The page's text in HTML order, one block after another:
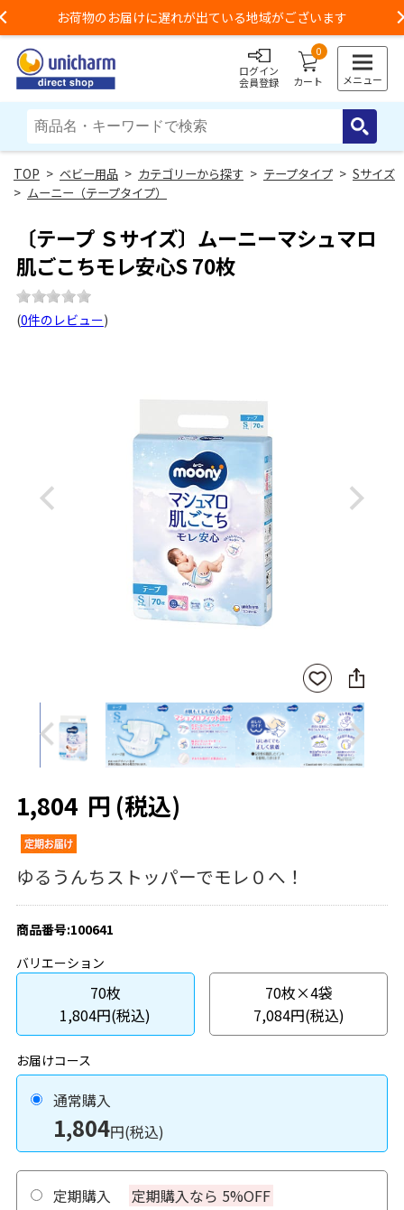
お荷物のお届けに遅れが出ている地域がございます
ログイン
会員登録
0
カート メニュー
> ベビー用品 > カテゴリーから探す > テープタイプ > Sサイズ
> ムーニー（テープタイプ）
〔テープ Ｓサイズ〕ムーニーマシュマロ
肌ごこちモレ安心S 70枚
(0件のレビュー)
Previous Next
お気
に入
りに
登録
SNS
に
シ
ェ
ア
Previous Next
1,804 円 (税込)
ゆるうんちストッパーでモレ０へ！
商品番号:100641
バリエーション
70枚
1,804円(税込)
70枚×4袋
7,084円(税込)
お届けコース
通常購入
1,804円(税込)
定期購入 定期購入なら 5%OFF